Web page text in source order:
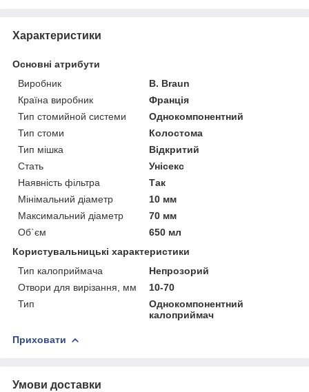
Характеристики
Основні атрибути
Виробник
B. Braun
Країна виробник
Франція
Тип стомийной системи
Однокомпонентний
Тип стоми
Колостома
Тип мішка
Відкритий
Стать
Унісекс
Наявність фільтра
Так
Мінімальний діаметр
10 мм
Максимальний діаметр
70 мм
Об`єм
650 мл
Користувальницькі характеристики
Тип калоприймача
Непрозорий
Отвори для вирізання, мм
10-70
Тип
Однокомпонентний
калоприймач
Приховати
Умови доставки